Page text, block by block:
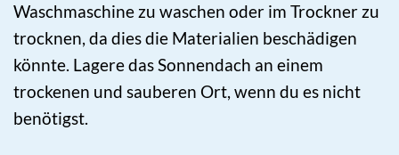
Waschmaschine zu waschen oder im Trockner zu
trocknen, da dies die Materialien beschädigen
könnte. Lagere das Sonnendach an einem
trockenen und sauberen Ort, wenn du es nicht
benötigst.